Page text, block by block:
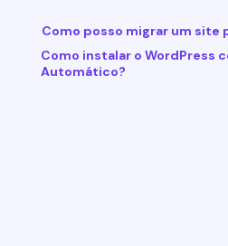
Como posso migrar um site
Como instalar o WordPress
Automático?